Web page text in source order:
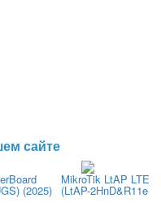
сайте
(2025)
MikroTik LtAP LTE7
(LtAP-2HnD&R11e-